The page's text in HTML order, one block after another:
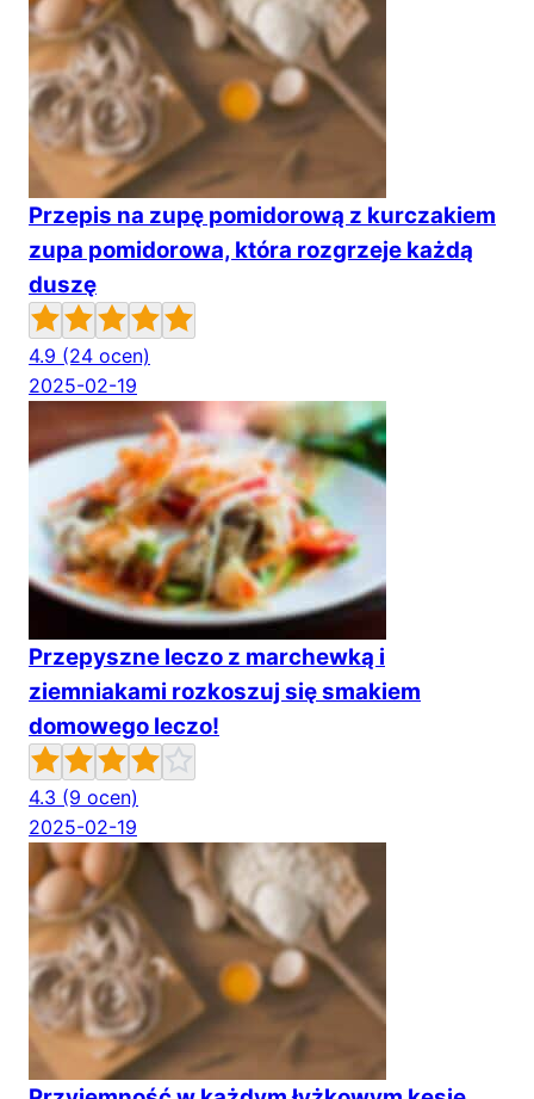
Przepis na zupę pomidorową z kurczakiem
zupa pomidorowa, która rozgrzeje każdą
duszę
4.9 (24 ocen)
2025-02-19
Przepyszne leczo z marchewką i
ziemniakami rozkoszuj się smakiem
domowego leczo!
4.3 (9 ocen)
2025-02-19